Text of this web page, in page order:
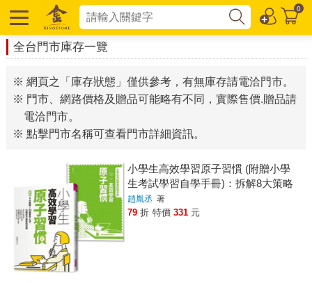
0
全台門市庫存一覽
※ 網頁之「庫存狀態」僅供參考，有無庫存請電洽門市。
※ 門市、網路價格及贈品可能略有不同，實際售價.贈品請
電洽門市。
※ 點擊門市名稱可查看門市詳細資訊。
小學生高效學習原子習慣 (附贈小學
生考試學習自學手冊)：拆解8大策略
Ｘ23個實作心法，引導孩子學習如何
學
趙胤丞 著
79 折 特價 331 元